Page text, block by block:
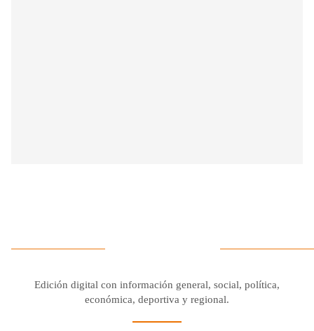
Edición digital con información general, social, política,
económica, deportiva y regional.